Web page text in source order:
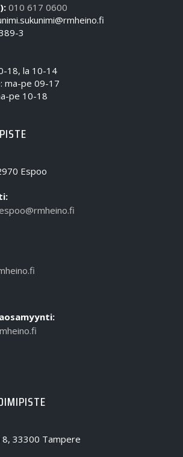
010 617 0600
3
18, la 10-14
ma-pe 09-17
pe 10-18
Espoo
33300 Tampere